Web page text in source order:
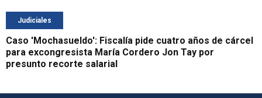
Judiciales
Caso 'Mochasueldo': Fiscalía pide cuatro años de cárcel
para excongresista María Cordero Jon Tay por
presunto recorte salarial